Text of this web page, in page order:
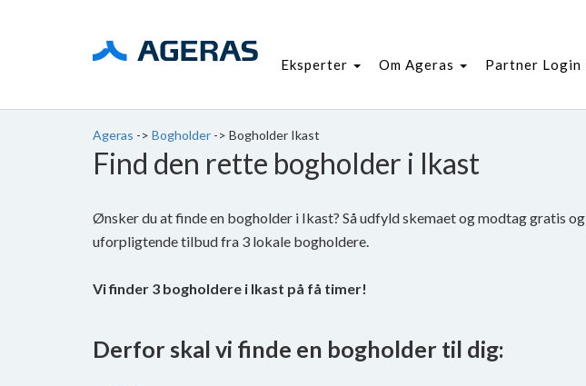
Eksperter Om Ageras Partner Login
Ageras -> Bogholder -> Bogholder Ikast
Find den rette bogholder i Ikast
Ønsker du at finde en bogholder i Ikast? Så udfyld skemaet og modtag gratis og
uforpligtende tilbud fra 3 lokale bogholdere.
Vi finder 3 bogholdere i Ikast på få timer!
Derfor skal vi finde en bogholder til dig: